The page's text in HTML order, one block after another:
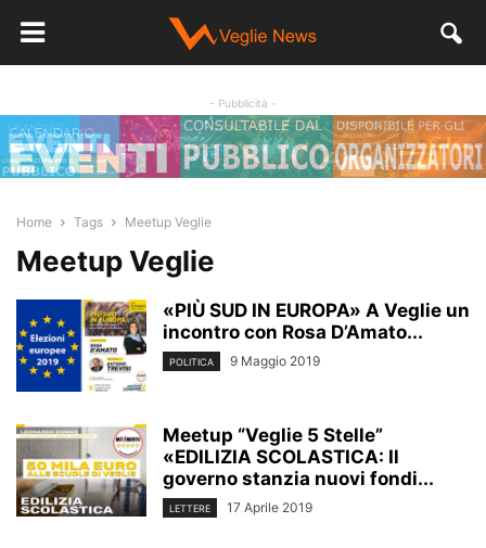
- Pubblicità -
Home Tags Meetup Veglie
Meetup Veglie
«PIÙ SUD IN EUROPA» A Veglie un
incontro con Rosa D’Amato...
POLITICA 9 Maggio 2019
Meetup “Veglie 5 Stelle”
«EDILIZIA SCOLASTICA: Il
governo stanzia nuovi fondi...
LETTERE 17 Aprile 2019